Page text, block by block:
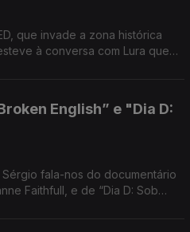
que invade a zona histórica
à conversa com Lura que
English” e "Dia D:
fala-nos do documentário
Faithfull, e de “Dia D: Sob